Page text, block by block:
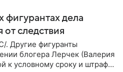
фигурантах дела
следствия
. Другие фигуранты
блогера Лерчек (Валерия
к условному сроку и штрафу,